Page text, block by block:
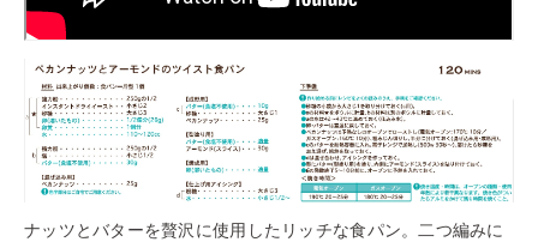
ナッツとバターを贅沢に使用したリッチな食パン。二つ編みに